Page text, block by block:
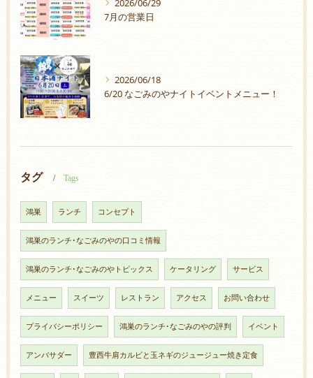
2026/06/29
7月の営業日
2026/06/18
6/20 なごみのやナイトイベントメニュー！
タグ Tags
鴻巣 ランチ コンセプト
鴻巣のランチ･なごみのやの口コミ情報
鴻巣のランチ･なごみのやトピックス ケータリング サービス
メニュー スイーツ レストラン アクセス お問い合わせ
プライバシーポリシー 鴻巣のランチ･なごみのやの評判 イベント
アンバサダー 豊西牛肩カルビと玉ネギのジュージュー焼き定食